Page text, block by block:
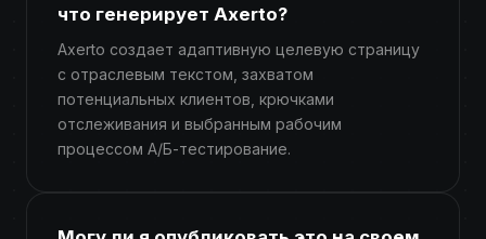
что генерирует Axerto?
Axerto создает адаптивную целевую страницу
с отраслевым текстом, захватом
потенциальных клиентов, крючками
отслеживания и выбранным рабочим
процессом А/Б-тестирование.